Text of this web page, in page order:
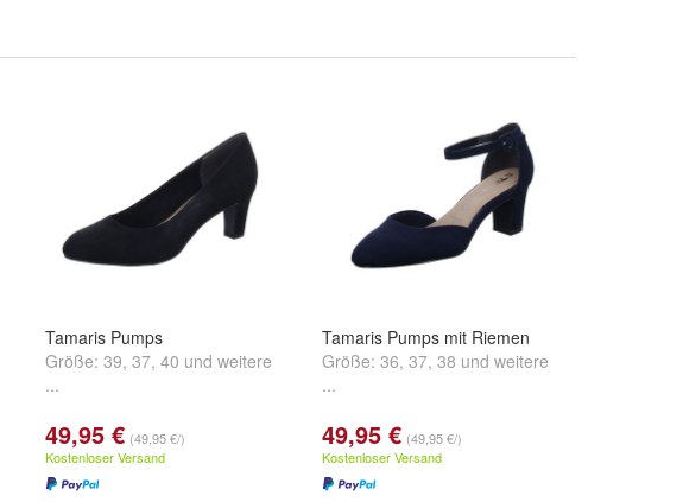
Tamaris Pumps
Größe: 39, 37, 40 und weitere
...
49,95 € (49,95 €/)
Kostenloser Versand
Tamaris Pumps mit Riemen
Größe: 36, 37, 38 und weitere
...
49,95 € (49,95 €/)
Kostenloser Versand